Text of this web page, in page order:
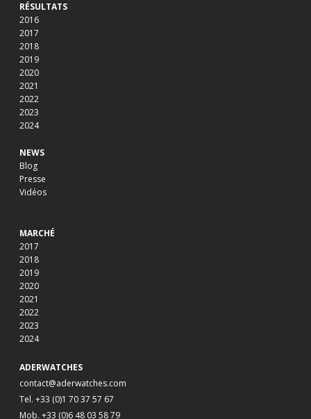
RÉSULTATS
2016
2017
2018
2019
2020
2021
2022
2023
2024
NEWS
Blog
Presse
Vidéos
MARCHÉ
2017
2018
2019
2020
2021
2022
2023
2024
ADERWATCHES
contact@aderwatches.com
Tel. +33 (0)1 70 37 57 67
Mob. +33 (0)6 48 03 58 79